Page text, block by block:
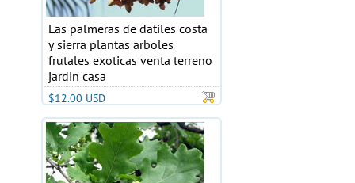
Las palmeras de datiles costa
y sierra plantas arboles
frutales exoticas venta terreno
jardin casa
$12.00 USD